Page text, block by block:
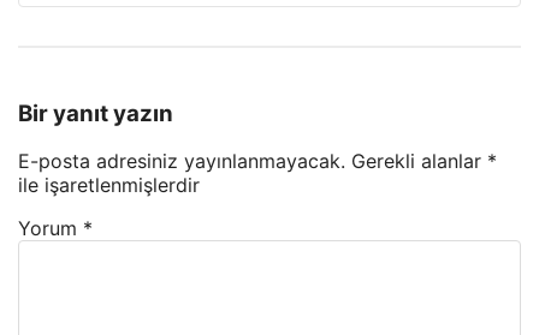
Bir yanıt yazın
E-posta adresiniz yayınlanmayacak. Gerekli alanlar *
ile işaretlenmişlerdir
Yorum *